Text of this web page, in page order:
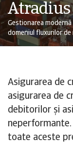
Atradius
Gestionarea
domeniul fluxurilor de
Asigurarea de
asigurarea de
debitorilor și
toate aceste